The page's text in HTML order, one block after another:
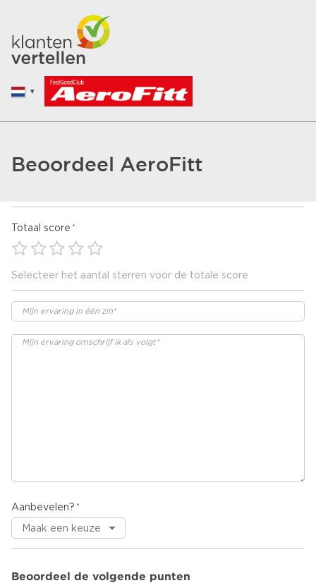
Beoordeel AeroFitt
Totaal score
Selecteer het aantal sterren voor de totale score
Aanbevelen?
Beoordeel de volgende punten